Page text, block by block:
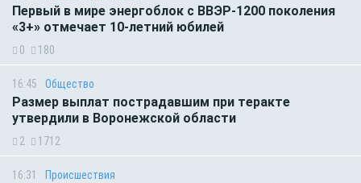
Первый в мире энергоблок с ВВЭР-1200 поколения
«3+» отмечает 10-летний юбилей
0 180
16:45 Общество
Размер выплат пострадавшим при теракте
утвердили в Воронежской области
2 1712
16:31 Происшествия